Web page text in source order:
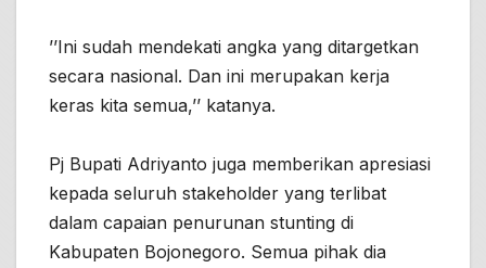
’’Ini sudah mendekati angka yang ditargetkan
secara nasional. Dan ini merupakan kerja
keras kita semua,’’ katanya.
Pj Bupati Adriyanto juga memberikan apresiasi
kepada seluruh stakeholder yang terlibat
dalam capaian penurunan stunting di
Kabupaten Bojonegoro. Semua pihak dia